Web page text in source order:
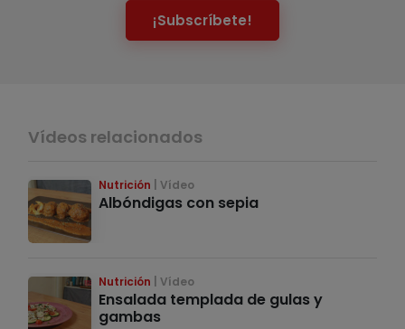
¡Subscríbete!
Vídeos relacionados
Nutrición Vídeo
Albóndigas con sepia
Nutrición Vídeo
Ensalada templada de gulas y
gambas